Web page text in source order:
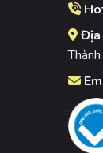
Địa